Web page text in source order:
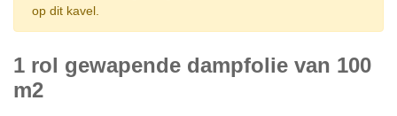
op dit kavel.
1 rol gewapende dampfolie van 100
m2